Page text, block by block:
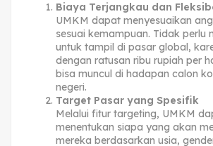
Biaya Terjangkau dan
UMKM dapat menyesuaikan
sesuai kemampuan. Tidak perlu
untuk tampil di pasar global,
dengan ratusan ribu rupiah per
bisa muncul di hadapan calon
negeri.
Target Pasar yang Spesifik
Melalui fitur targeting, UMKM
menentukan siapa yang akan
mereka berdasarkan usia,